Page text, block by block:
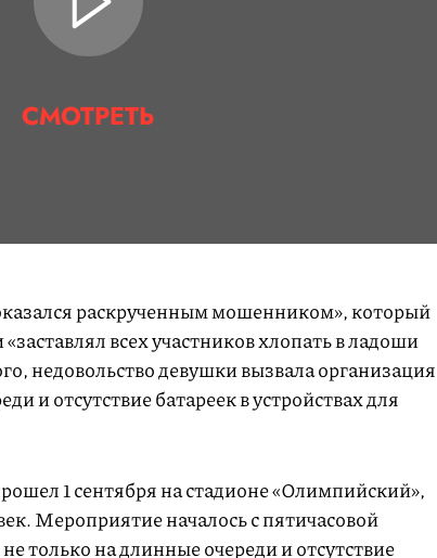
СМОТРЕТЬ
раскрученным мошенником», который
всех участников хлопать в ладоши
недовольство девушки вызвала организация
и отсутствие батареек в устройствах для
1 сентября на стадионе «Олимпийский»,
Мероприятие началось с пятичасовой
только на длинные очереди и отсутствие